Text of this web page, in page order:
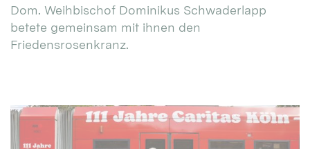
Dom. Weihbischof Dominikus Schwaderlapp
betete gemeinsam mit ihnen den
Friedensrosenkranz.